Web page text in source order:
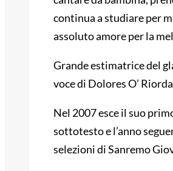
continua a studiare per
assoluto amore per la
Grande estimatrice del
voce di Dolores O’
Nel 2007 esce il suo
sottotesto e l’anno
selezioni di Sanremo